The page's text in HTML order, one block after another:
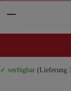
Produkt
✓ verfügbar (Lieferung